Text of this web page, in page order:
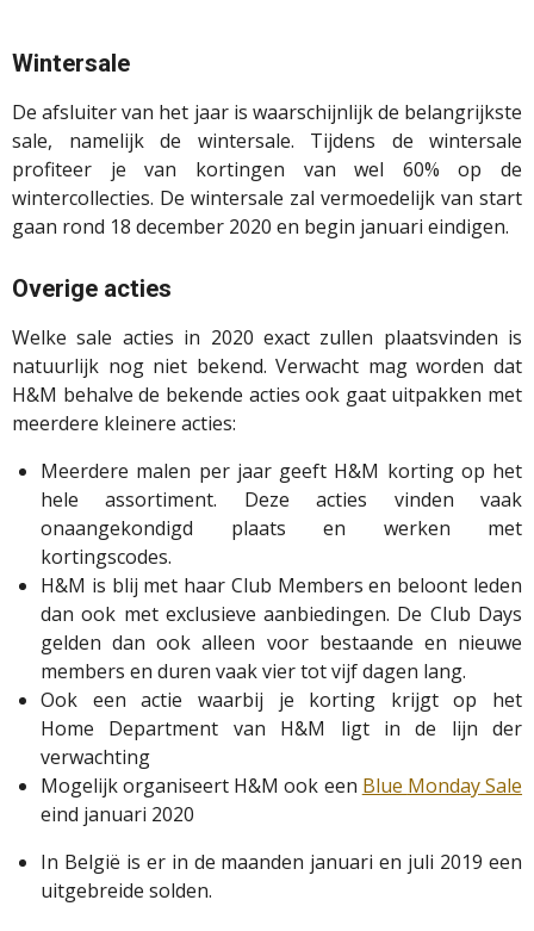
Wintersale
De afsluiter van het jaar is waarschijnlijk de belangrijkste
sale, namelijk de wintersale. Tijdens de wintersale
profiteer je van kortingen van wel 60% op de
wintercollecties. De wintersale zal vermoedelijk van start
gaan rond 18 december 2020 en begin januari eindigen.
Overige acties
Welke sale acties in 2020 exact zullen plaatsvinden is
natuurlijk nog niet bekend. Verwacht mag worden dat
H&M behalve de bekende acties ook gaat uitpakken met
meerdere kleinere acties:
Meerdere malen per jaar geeft H&M kortingop het
hele assortiment. Deze acties vinden vaak
onaangekondigd plaats en werken met
kortingscodes.
H&M is blij met haar Club Members en beloont leden
dan ook met exclusieve aanbiedingen. De Club Days
gelden dan ook alleen voor bestaande en nieuwe
members en duren vaak vier tot vijf dagen lang.
Ook een actie waarbij je korting krijgt op het
Home Department van H&M ligt in de lijn der
verwachting
Mogelijk organiseert H&M ook een Blue MondaySale
eind januari 2020
In België is er in de maanden januari en juli 2019 een
uitgebreide solden.